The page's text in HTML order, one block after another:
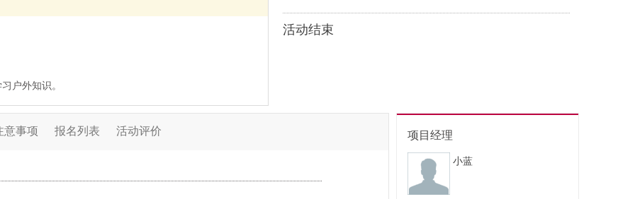
户外知识。
活动结束
意事项 报名列表 活动评价 项目经理
小蓝